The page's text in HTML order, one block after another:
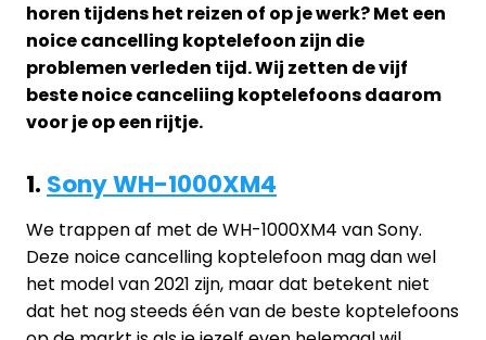
horen tijdens het reizen of op je werk? Met een
noice cancelling koptelefoon zijn die
problemen verleden tijd. Wij zetten de vijf
beste noice canceliing koptelefoons daarom
voor je op een rijtje.
1. Sony WH-1000XM4
We trappen af met de WH-1000XM4 van Sony.
Deze noice cancelling koptelefoon mag dan wel
het model van 2021 zijn, maar dat betekent niet
dat het nog steeds één van de beste koptelefoons